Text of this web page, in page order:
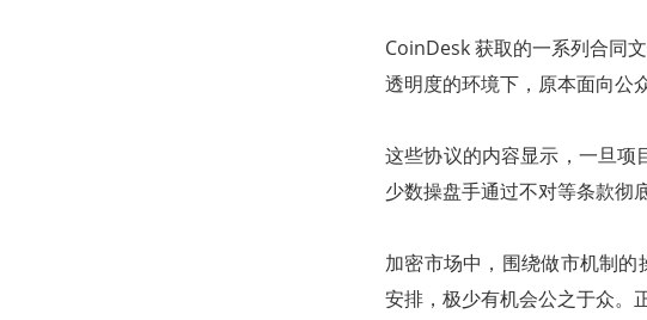
CoinDesk 获取的一系列合同
透明度的环境下，原本面向公
这些协议的内容显示，一旦项
少数操盘手通过不对等条款彻
加密市场中，围绕做市机制
安排，极少有机会公之于众。